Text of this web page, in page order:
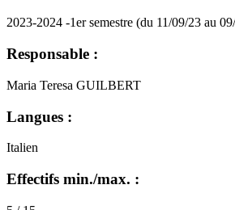
2023-2024 -1er semestre (du 11/09/23 au
Responsable :
Maria Teresa GUILBERT
Langues :
Italien
Effectifs min./max. :